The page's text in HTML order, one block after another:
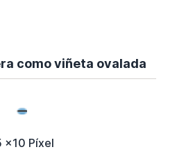
como viñeta ovalada
x10 Píxel